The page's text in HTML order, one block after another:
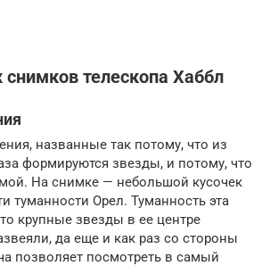
снимков телескопа Хаббл
названные так потому, что из
формируются звезды, и потому, что
На снимке — небольшой кусочек
туманности Орел. Туманность эта
крупные звезды в ее центре
да еще и как раз со стороны
позволяет посмотреть в самый